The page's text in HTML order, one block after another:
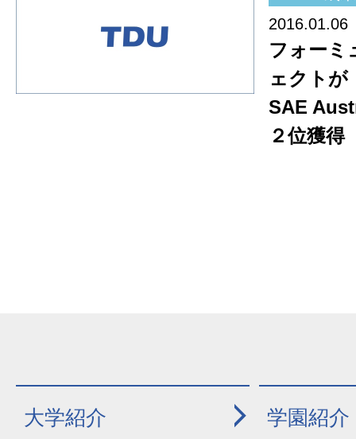
2016.01.06
フォーミ
ェクトが
SAE
２位獲得
大学紹介 学園紹介